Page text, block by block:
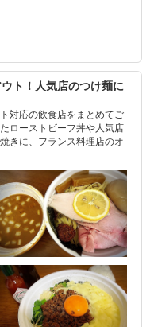
ト！人気店のつけ麺に
対応の飲食店をまとめてご
ローストビーフ丼や人気店
きに、フランス料理店のオ